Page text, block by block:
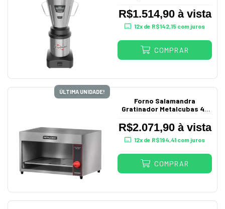
R$1.514,90 à vista
12x de R$142,15 com juros
COMPRAR
ÚLTIMA UNIDADE!
Forno Salamandra
Gratinador Metalcubas 45
R$2.071,90 à vista
12x de R$194,41 com juros
COMPRAR